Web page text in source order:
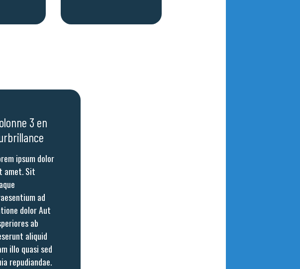
3 en
ipsum dolor
amet. Sit
ad
dolor Aut
ab
aliquid
illo quasi sed
repudiandae.